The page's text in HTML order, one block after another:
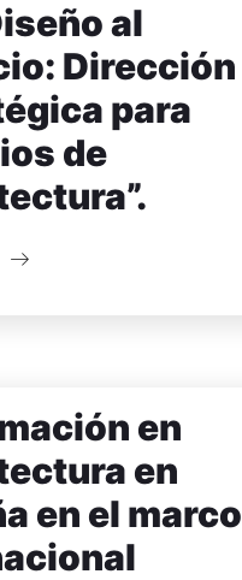
al
Dirección
para
de
en
en
en el marco